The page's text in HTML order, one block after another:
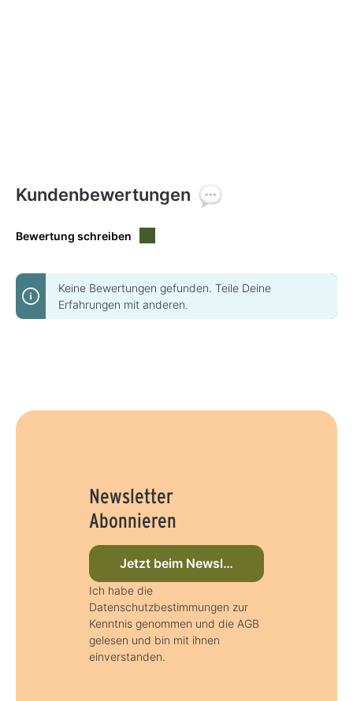
Kundenbewertungen
Bewertung schreiben
Keine Bewertungen gefunden. Teile Deine
Erfahrungen mit anderen.
Newsletter
Abonnieren
Jetzt beim Newsletter anmelden
Ich habe die
Datenschutzbestimmungen zur
Kenntnis genommen und die AGB
gelesen und bin mit ihnen
einverstanden.